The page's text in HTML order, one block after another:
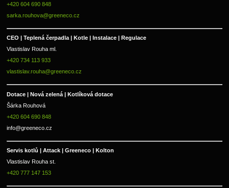
+420 604 690 848
sarka.rouhova@greeneco.cz
CEO | Teplená čerpadla | Kotle | Instalace | Regulace
Vlastislav Rouha ml.
+420 734 113 933
vlastislav.rouha@greeneco.cz
Dotace | Nová zelená | Kotlíková dotace
Šárka Rouhová
+420 604 690 848
info@greeneco.cz
Servis kotlů | Attack | Greeneco | Kolton
Vlastislav Rouha st.
+420 777 147 153